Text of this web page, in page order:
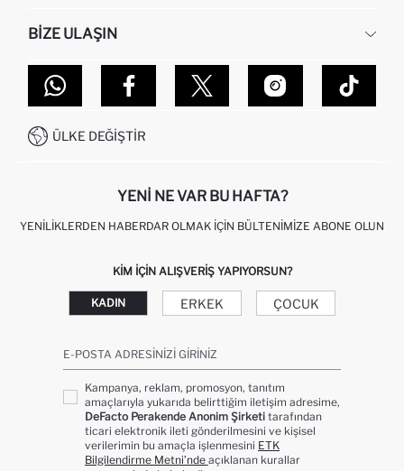
KURUMSAL SATIŞ
DEFACTO TEKNOLOJI
SITEMAP
SIPARIŞIMI NASIL TAKIP EDERIM?
NASIL İADE EDERIM?
GIFT CLUB SIKÇA SORULAN SORULAR
İŞLEM REHBERI
KAMPANYALAR
BIZE ULAŞIN
MAĞAZALARIMIZ
İLETIŞIM FORMU
0850 333 22 86
ÜLKE DEĞIŞTIR
YENI NE VAR BU HAFTA?
YENILIKLERDEN HABERDAR OLMAK İÇIN BÜLTENIMIZE ABONE OLUN
KIM IÇIN ALIŞVERIŞ YAPIYORSUN?
KADIN ERKEK ÇOCUK
E-POSTA ADRESINIZI GIRINIZ
Kampanya, reklam, promosyon, tanıtım
amaçlarıyla yukarıda belirttiğim iletişim adresime,
DeFacto Perakende Anonim Şirketi tarafından
ticari elektronik ileti gönderilmesini ve kişisel
verilerimin bu amaçla işlenmesini ETK
Bilgilendirme Metni’nde açıklanan kurallar